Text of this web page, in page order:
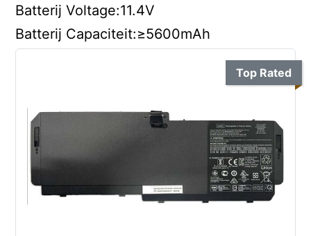
Batterij Voltage:11.4V
Batterij Capaciteit:≥5600mAh
Top Rated